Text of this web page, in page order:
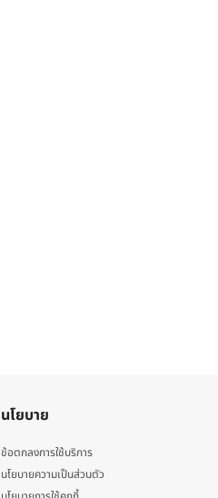
นโยบาย
ข้อตกลงการใช้บริการ
นโยบายความเป็นส่วนตัว